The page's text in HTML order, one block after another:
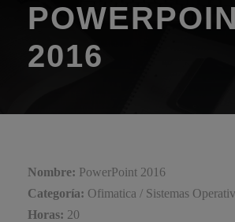
2016
Nombre: PowerPoint 2016
Categoría: Ofimatica / Sistemas
Horas: 20